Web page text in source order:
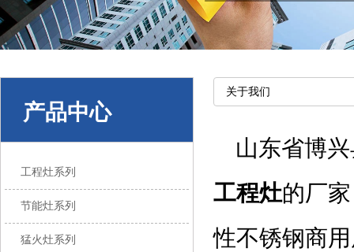
产品中心
工程灶系列
节能灶系列
猛火灶系列
关于我们
山东省博
工程灶的厂
性不锈钢商